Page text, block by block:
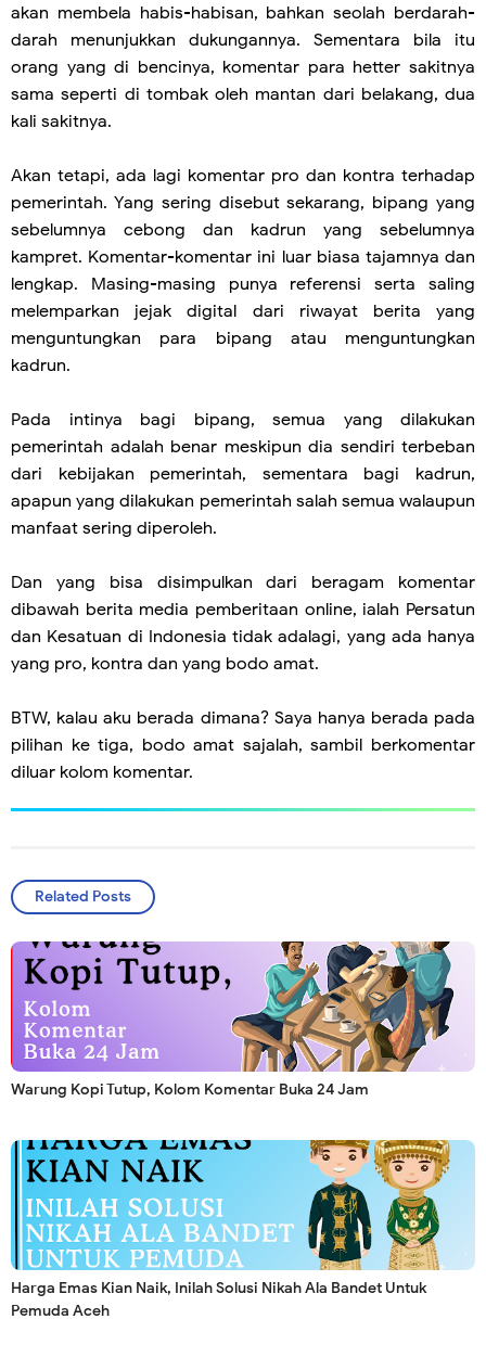
akan membela habis-habisan, bahkan seolah berdarah-
darah menunjukkan dukungannya. Sementara bila itu
orang yang di bencinya, komentar para hetter sakitnya
sama seperti di tombak oleh mantan dari belakang, dua
kali sakitnya.
Akan tetapi, ada lagi komentar pro dan kontra terhadap
pemerintah. Yang sering disebut sekarang, bipang yang
sebelumnya cebong dan kadrun yang sebelumnya
kampret. Komentar-komentar ini luar biasa tajamnya dan
lengkap. Masing-masing punya referensi serta saling
melemparkan jejak digital dari riwayat berita yang
menguntungkan para bipang atau menguntungkan
kadrun.
Pada intinya bagi bipang, semua yang dilakukan
pemerintah adalah benar meskipun dia sendiri terbeban
dari kebijakan pemerintah, sementara bagi kadrun,
apapun yang dilakukan pemerintah salah semua walaupun
manfaat sering diperoleh.
Dan yang bisa disimpulkan dari beragam komentar
dibawah berita media pemberitaan online, ialah Persatun
dan Kesatuan di Indonesia tidak adalagi, yang ada hanya
yang pro, kontra dan yang bodo amat.
BTW, kalau aku berada dimana? Saya hanya berada pada
pilihan ke tiga, bodo amat sajalah, sambil berkomentar
diluar kolom komentar.
Related Posts
Warung Kopi Tutup, Kolom Komentar Buka 24 Jam
Harga Emas Kian Naik, Inilah Solusi Nikah Ala Bandet Untuk
Pemuda Aceh